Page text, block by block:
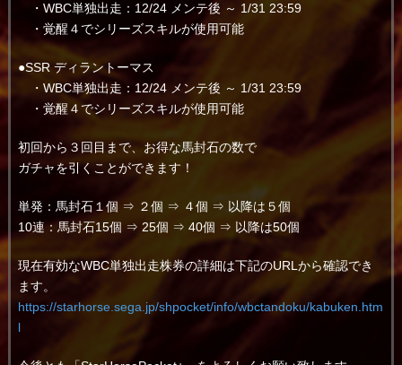
・WBC単独出走：12/24 メンテ後 ～ 1/31 23:59
・覚醒４でシリーズスキルが使用可能
●SSR ディラントーマス
・WBC単独出走：12/24 メンテ後 ～ 1/31 23:59
・覚醒４でシリーズスキルが使用可能
初回から３回目まで、お得な馬封石の数で
ガチャを引くことができます！
単発：馬封石１個 ⇒ ２個 ⇒ ４個 ⇒ 以降は５個
10連：馬封石15個 ⇒ 25個 ⇒ 40個 ⇒ 以降は50個
現在有効なWBC単独出走株券の詳細は下記のURLから確認でき
ます。
https://starhorse.sega.jp/shpocket/info/wbctandoku/kabuken.htm
l